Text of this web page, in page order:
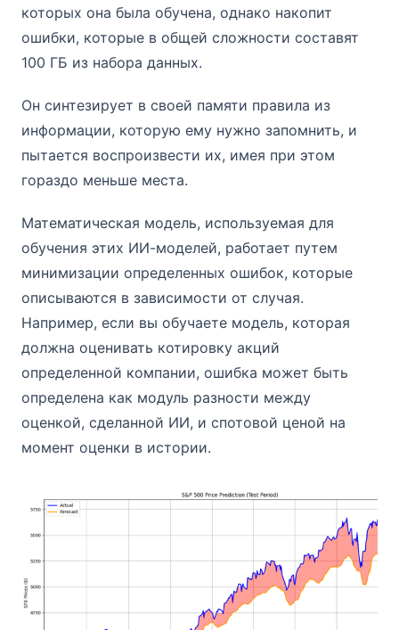
которых она была обучена, однако накопит
ошибки, которые в общей сложности составят
100 ГБ из набора данных.
Он синтезирует в своей памяти правила из
информации, которую ему нужно запомнить, и
пытается воспроизвести их, имея при этом
гораздо меньше места.
Математическая модель, используемая для
обучения этих ИИ-моделей, работает путем
минимизации определенных ошибок, которые
описываются в зависимости от случая.
Например, если вы обучаете модель, которая
должна оценивать котировку акций
определенной компании, ошибка может быть
определена как модуль разности между
оценкой, сделанной ИИ, и спотовой ценой на
момент оценки в истории.